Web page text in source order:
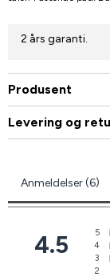
2 års garanti.
Produsent
Levering og
Anmeldelser (6)
4.5 5
4
3
2